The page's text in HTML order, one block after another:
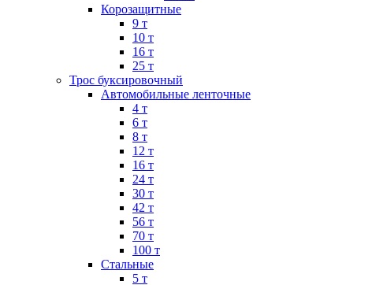
Корозащитные
9 т
10 т
16 т
25 т
Трос буксировочный
Автомобильные ленточные
4 т
6 т
8 т
12 т
16 т
24 т
30 т
42 т
56 т
70 т
100 т
Стальные
5 т